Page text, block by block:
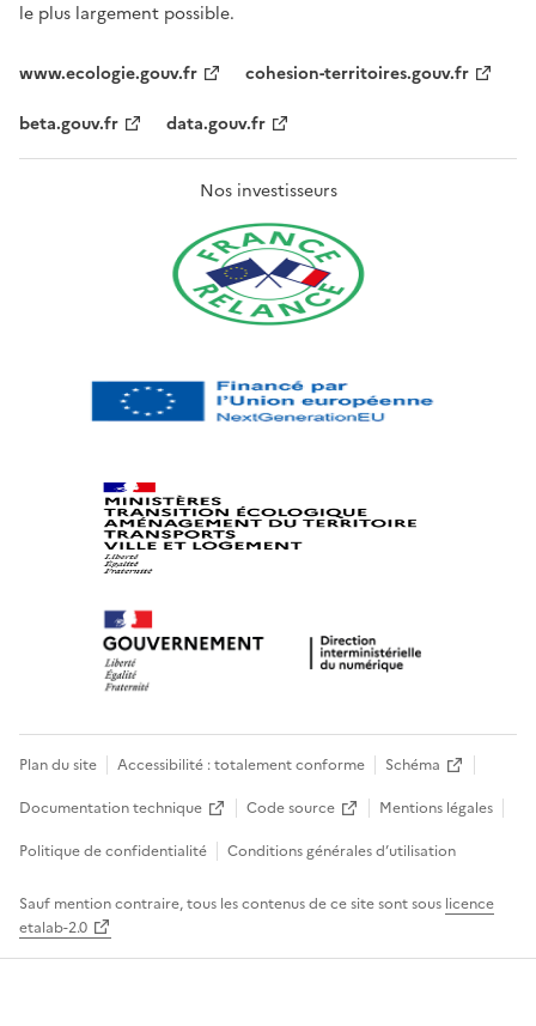
le plus largement possible.
www.ecologie.gouv.fr
cohesion-territoires.gouv.fr
beta.gouv.fr
data.gouv.fr
Nos investisseurs
Plan du site Accessibilité : totalement conforme
Schéma
Documentation technique
Code source
Mentions légales
Politique de confidentialité
Conditions générales d’utilisation
Sauf mention contraire, tous les contenus de ce site sont sous licence
etalab-2.0